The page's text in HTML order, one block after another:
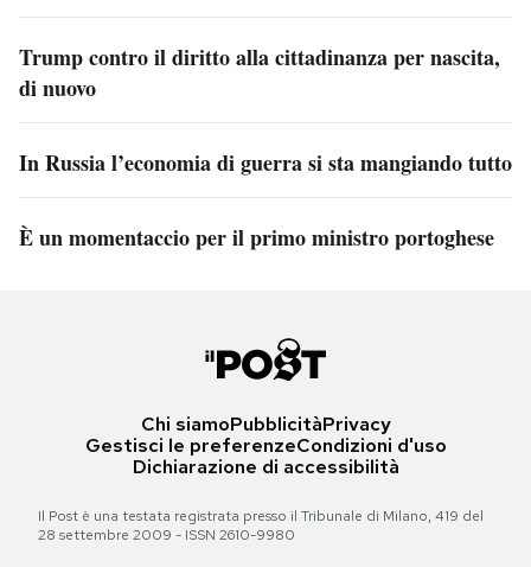
Trump contro il diritto alla cittadinanza per nascita,
di nuovo
In Russia l’economia di guerra si sta mangiando tutto
È un momentaccio per il primo ministro portoghese
Chi siamoPubblicitàPrivacy
Gestisci le preferenzeCondizioni d'uso
Dichiarazione di accessibilità
Il Post è una testata registrata presso il Tribunale di Milano, 419 del
28 settembre 2009 - ISSN 2610-9980